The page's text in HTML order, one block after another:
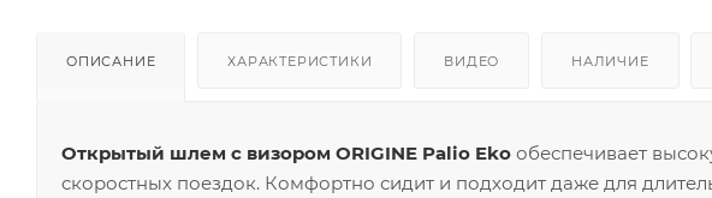
ОПИСАНИЕ ХАРАКТЕРИСТИКИ ВИДЕО НАЛИЧИЕ
Открытый шлем с визором ORIGINE Palio Eko обеспечивает
скоростных поездок. Комфортно сидит и подходит даже для